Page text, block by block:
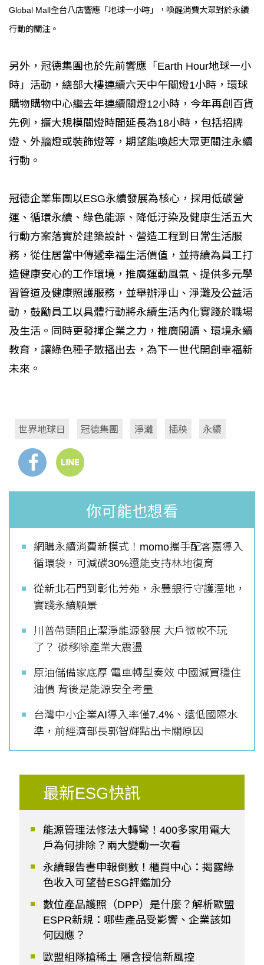
Global Mall全台八店響應「地球一小時」，喚醒消費大眾對於永續
行動的關注。
另外，冠德集團也於先前響應「Earth Hour地球一小
時」活動，總部大樓連續六天中午關燈1小時，環球
購物購物中心繼去年連續關燈12小時，今年再創百貨
先例，擴大規模關燈時間延長為18小時，包括招牌
燈、外牆燈或裝飾燈等，期望能喚起大眾更關注永續
行動。
冠德企業集團以ESG永續發展為核心，採用低碳營
運、循環永續、綠色能源、降低汙染及健康生活五大
行動方案落實於建築設計、營造工程到日常生活服
務，從住居當中傳遞幸福生活價值，並持續為員工打
造健康安心的工作環境，推廣運動風氣、提供多元學
習管道及健康照護服務，並舉辦淨山、淨灘及公益活
動，鼓勵員工以具體行動將永續生活內化實踐於職場
及生活。同時更發揮企業之力，推廣閱讀、環境永續
教育，讓綠色種子散播出去，為下一世代開創幸福新
未來。
世界地球日 冠德集團 淨灘 插秧 永續
你可能也想看
網購永續消費新模式！momo攜手配客嘉導入
循環袋，可減碳30%還能支持林地復育
從新北石門到彰化芳苑，永豐銀行守護溼地，
實踐永續願景
川普帶頭阻止潔淨能源發展 大戶微軟不玩
了？ 碳移除產業大震盪
原油儲備家底厚 電車轉型奏效 中國減買穩住
油價 背後是能源安全考量
台灣中小企業AI導入率僅7.4%、遠低國際水
準，前經濟部長郭智輝點出卡關原因
最新ESG快訊
能源管理法修法大轉彎！400多家用電大
戶為何排除？兩大變動一次看
永續報告書申報倒數！櫃買中心：揭露綠
色收入可望替ESG評鑑加分
數位產品護照（DPP）是什麼？解析歐盟
ESPR新規：哪些產品受影響、企業該如
何因應？
歐盟組隊搶稀土 隱含授信新風控